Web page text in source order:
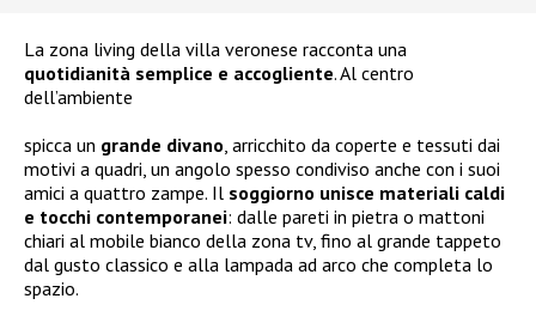
La zona living della villa veronese racconta una
quotidianità semplice e accogliente. Al centro
dell’ambiente
spicca un grande divano, arricchito da coperte e tessuti dai
motivi a quadri, un angolo spesso condiviso anche con i suoi
amici a quattro zampe. Il soggiorno unisce materiali caldi
e tocchi contemporanei: dalle pareti in pietra o mattoni
chiari al mobile bianco della zona tv, fino al grande tappeto
dal gusto classico e alla lampada ad arco che completa lo
spazio.